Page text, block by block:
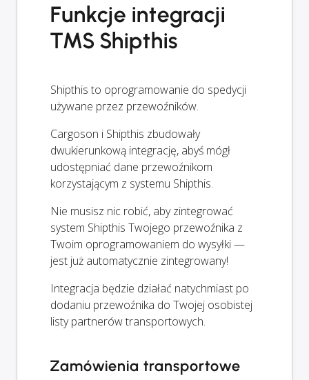
Funkcje integracji
TMS Shipthis
Shipthis to oprogramowanie do spedycji
używane przez przewoźników.
Cargoson i Shipthis zbudowały
dwukierunkową integrację, abyś mógł
udostępniać dane przewoźnikom
korzystającym z systemu Shipthis.
Nie musisz nic robić, aby zintegrować
system Shipthis Twojego przewoźnika z
Twoim oprogramowaniem do wysyłki —
jest już automatycznie zintegrowany!
Integracja będzie działać natychmiast po
dodaniu przewoźnika do Twojej osobistej
listy partnerów transportowych.
Zamówienia transportowe